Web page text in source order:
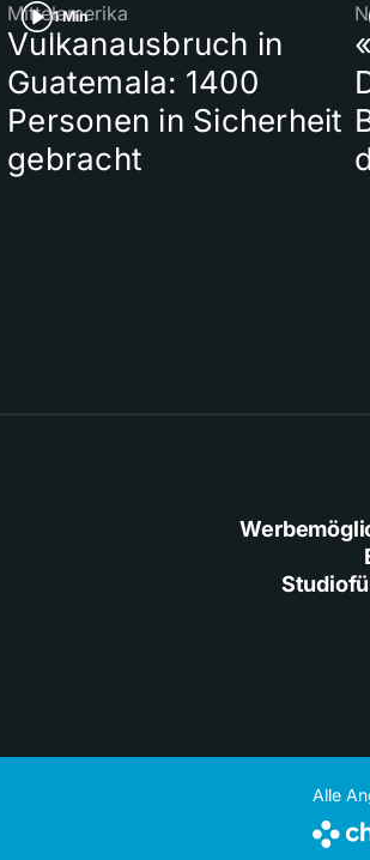
1 Min
Mittelamerika
Vulkanausbruch in
Guatemala: 1400
Personen in Sicherheit
gebracht
Alle